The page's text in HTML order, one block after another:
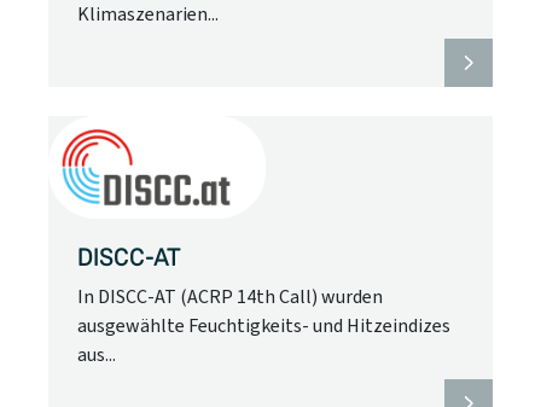
Klimaszenarien...
DISCC-AT
In DISCC-AT (ACRP 14th Call) wurden
ausgewählte Feuchtigkeits- und Hitzeindizes
aus...